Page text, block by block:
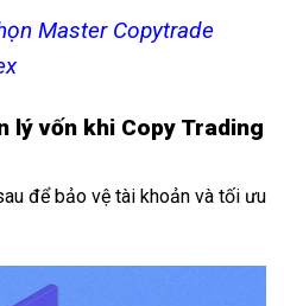
Master Copytrade
lý vốn khi Copy Trading
để bảo vệ tài khoản và tối ưu